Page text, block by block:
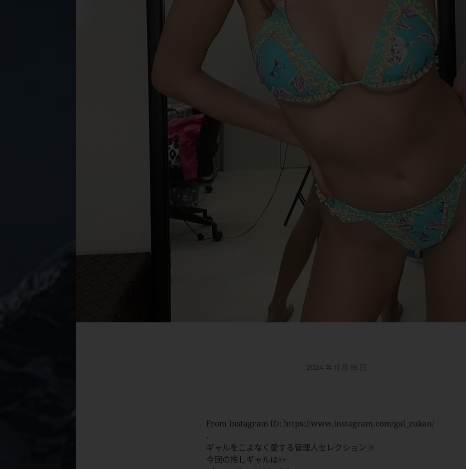
2024 年 11 月 19 日
From Instagram ID: https://www.instagram.com/gal_zukan/
.
ギャルをこよなく愛する管理人セレクション
今回の推しギャルは